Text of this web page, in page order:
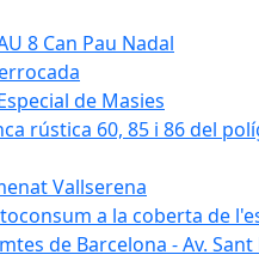
8 Can Pau Nadal
de Masies
rústica 60, 85 i 86 del
Vallserena
a la coberta de
de Barcelona - Av.